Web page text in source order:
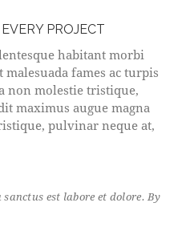
PROJECT
habitant morbi
fames ac turpis
non molestie tristique,
maximus augue magna
pulvinar neque at,
est labore et dolore. By